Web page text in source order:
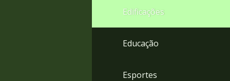
Edificações
Educação
Esportes